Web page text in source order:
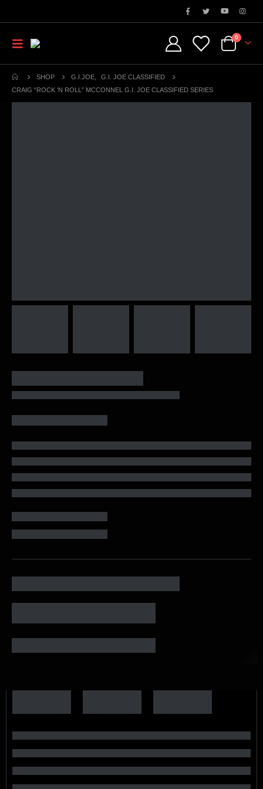
0
SHOP G.I.JOE
G.I. JOE CLASSIFIED
CRAIG “ROCK ‘N ROLL” MCCONNEL G.I. JOE CLASSIFIED SERIES